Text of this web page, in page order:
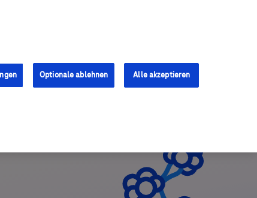
Optionale ablehnen Alle akzeptieren